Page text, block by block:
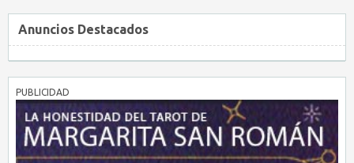
Anuncios Destacados
PUBLICIDAD